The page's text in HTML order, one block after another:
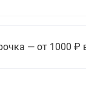
— от 1000 ₽